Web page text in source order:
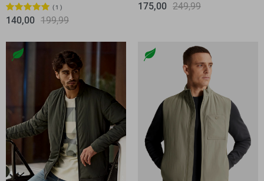
1
140,00 199,99
175,00 249,99